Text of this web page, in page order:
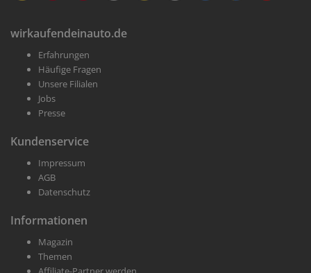
wirkaufendeinauto.de
Erfahrungen
Häufige Fragen
Unsere Filialen
Jobs
Presse
Kundenservice
Impressum
AGB
Datenschutz
Informationen
Magazin
Themen